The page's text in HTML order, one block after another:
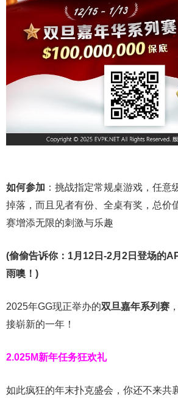
如何参加 ：挑战指定常规桌游戏，任意
掉落，而且见者有份、全桌有奖，总价
赛增添无限的刺激与乐趣
(偷偷告诉你：1月12日-2月2日登场的
雨噢！)
2025年GG现正举办的双旦嘉年系列赛
接崭新的一年！
2.025M新年任务狂欢礼
如此疯狂的年末扑克盛会，你还不来共